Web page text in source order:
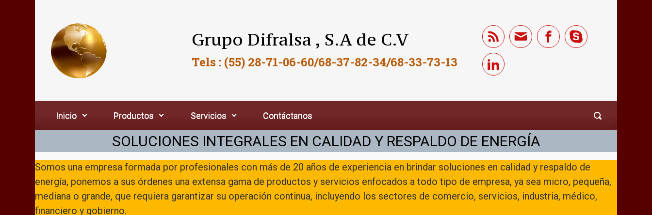
Grupo Difralsa , S.A de C.V
Tels : (55) 28-71-06-60/68-37-82-34/68-33-73-13
Inicio Productos Servicios Contáctanos
SOLUCIONES INTEGRALES EN CALIDAD Y RESPALDO DE ENERGÍA
Somos una empresa formada por profesionales con más de 20 años de experiencia en brindar soluciones en calidad y respaldo de
energía, ponemos a sus órdenes una extensa gama de productos y servicios enfocados a todo tipo de empresa, ya sea micro, pequeña,
mediana o grande, que requiera garantizar su operación continua, incluyendo los sectores de comercio, servicios, industria, médico,
financiero y gobierno.